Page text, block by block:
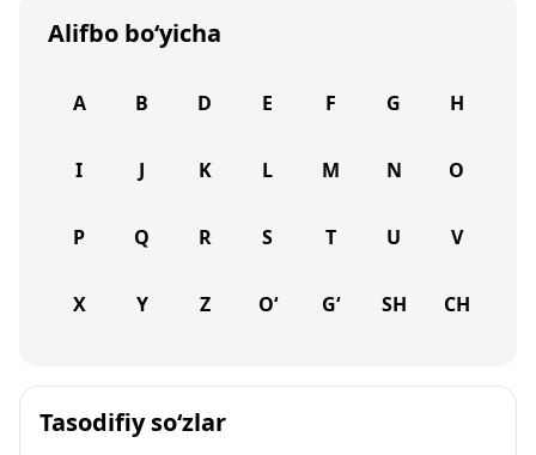
Alifbo bo‘yicha
A B D E F G H
I J K L M N O
P Q R S T U V
X Y Z O‘ G‘ SH CH
Tasodifiy so‘zlar